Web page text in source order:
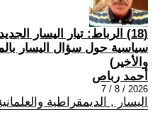
(18) الرباط: تيار اليسار
سياسية حول سؤال اليسار
والأخير)
أحمد رباص
2026 / 8 / 7
اليسار , الديمقراطية